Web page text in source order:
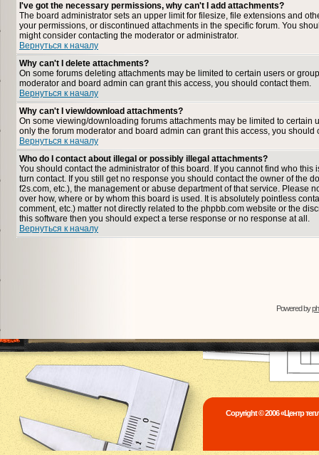
I've got the necessary permissions, why can't I add attachments?
The board administrator sets an upper limit for filesize, file extensions and
your permissions, or discontinued attachments in the specific forum. You
might consider contacting the moderator or administrator.
Вернуться к началу
Why can't I delete attachments?
On some forums deleting attachments may be limited to certain users or
moderator and board admin can grant this access, you should contact them.
Вернуться к началу
Why can't I view/download attachments?
On some viewing/downloading forums attachments may be limited to
only the forum moderator and board admin can grant this access, you should
Вернуться к началу
Who do I contact about illegal or possibly illegal attachments?
You should contact the administrator of this board. If you cannot find who
turn contact. If you still get no response you should contact the owner of the
f2s.com, etc.), the management or abuse department of that service.
over how, where or by whom this board is used. It is absolutely pointless
comment, etc.) matter not directly related to the phpbb.com website or the
this software then you should expect a terse response or no response at all.
Вернуться к началу
Powered by
Copyright © 2006 «Центр